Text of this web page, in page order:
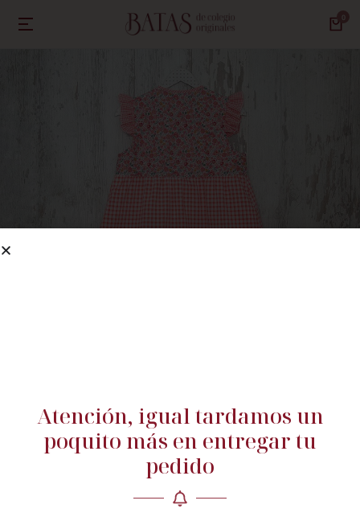
NOSOTRAS
Rebeca García
Blog
Atención, igual tardamos un
poquito más en entregar tu
pedido